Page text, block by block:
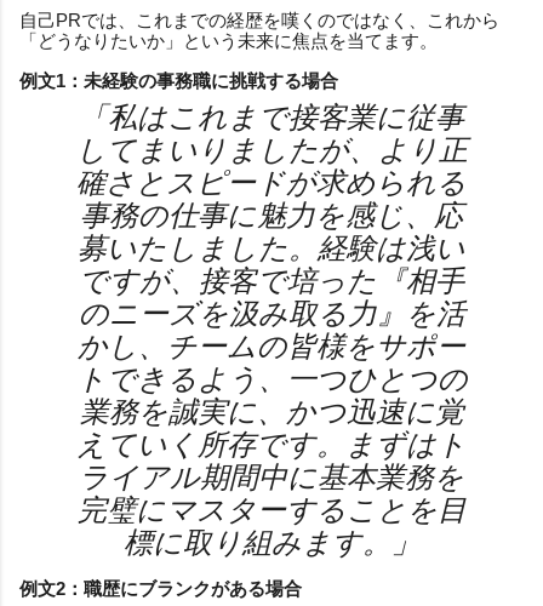
自己PRでは、これまでの経歴を嘆くのではなく、これから
「どうなりたいか」という未来に焦点を当てます。
例文1：未経験の事務職に挑戦する場合
「私はこれまで接客業に従事
してまいりましたが、より正
確さとスピードが求められる
事務の仕事に魅力を感じ、応
募いたしました。経験は浅い
ですが、接客で培った『相手
のニーズを汲み取る力』を活
かし、チームの皆様をサポー
トできるよう、一つひとつの
業務を誠実に、かつ迅速に覚
えていく所存です。まずはト
ライアル期間中に基本業務を
完璧にマスターすることを目
標に取り組みます。」
例文2：職歴にブランクがある場合